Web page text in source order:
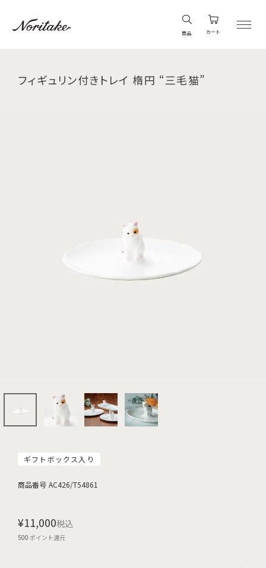
商品 カート
フィギュリン付きトレイ 楕円 “三毛猫”
ギフトボックス入り
商品番号 AC426/T54861
¥11,000税込
500ポイント還元